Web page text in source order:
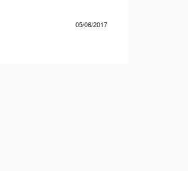
05/06/2017